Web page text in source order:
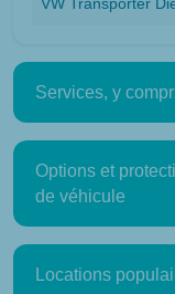
Services, y
Options et
de véhicule
Locations